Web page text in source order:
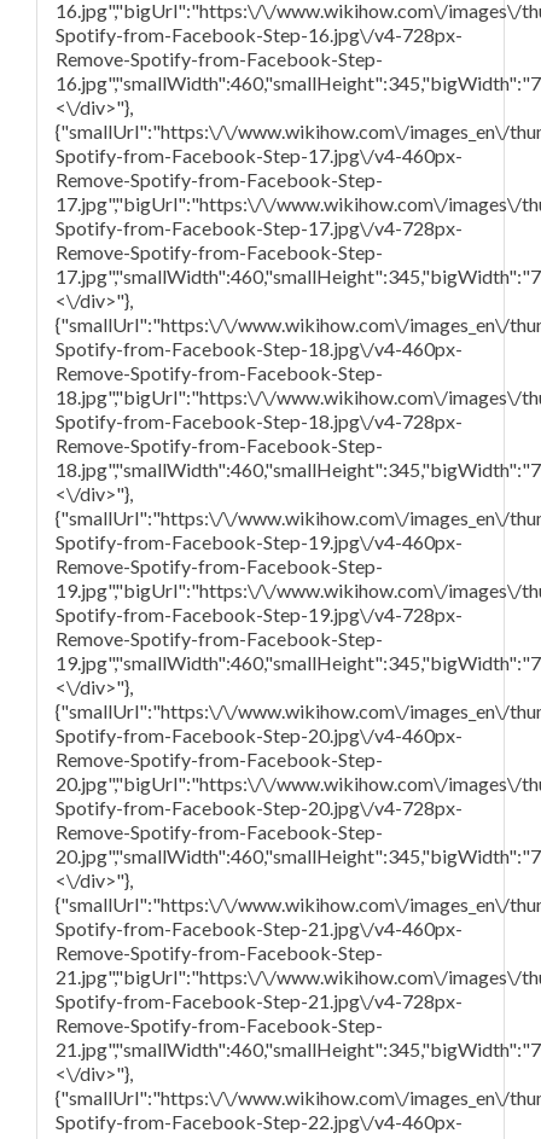
16.jpg","bigUrl":"https:\/\/www.wikihow.com\/images\/
Spotify-from-Facebook-Step-16.jpg\/v4-728px-
Remove-Spotify-from-Facebook-Step-
<\/div>"},
{"smallUrl":"https:\/\/www.wikihow.com\/images_en\/
Spotify-from-Facebook-Step-17.jpg\/v4-460px-
Remove-Spotify-from-Facebook-Step-
17.jpg","bigUrl":"https:\/\/www.wikihow.com\/images\/
Spotify-from-Facebook-Step-17.jpg\/v4-728px-
Remove-Spotify-from-Facebook-Step-
<\/div>"},
{"smallUrl":"https:\/\/www.wikihow.com\/images_en\/
Spotify-from-Facebook-Step-18.jpg\/v4-460px-
Remove-Spotify-from-Facebook-Step-
18.jpg","bigUrl":"https:\/\/www.wikihow.com\/images\/
Spotify-from-Facebook-Step-18.jpg\/v4-728px-
Remove-Spotify-from-Facebook-Step-
<\/div>"},
{"smallUrl":"https:\/\/www.wikihow.com\/images_en\/
Spotify-from-Facebook-Step-19.jpg\/v4-460px-
Remove-Spotify-from-Facebook-Step-
19.jpg","bigUrl":"https:\/\/www.wikihow.com\/images\/
Spotify-from-Facebook-Step-19.jpg\/v4-728px-
Remove-Spotify-from-Facebook-Step-
<\/div>"},
{"smallUrl":"https:\/\/www.wikihow.com\/images_en\/
Spotify-from-Facebook-Step-20.jpg\/v4-460px-
Remove-Spotify-from-Facebook-Step-
20.jpg","bigUrl":"https:\/\/www.wikihow.com\/images\/
Spotify-from-Facebook-Step-20.jpg\/v4-728px-
Remove-Spotify-from-Facebook-Step-
<\/div>"},
{"smallUrl":"https:\/\/www.wikihow.com\/images_en\/
Spotify-from-Facebook-Step-21.jpg\/v4-460px-
Remove-Spotify-from-Facebook-Step-
21.jpg","bigUrl":"https:\/\/www.wikihow.com\/images\/
Spotify-from-Facebook-Step-21.jpg\/v4-728px-
Remove-Spotify-from-Facebook-Step-
<\/div>"},
{"smallUrl":"https:\/\/www.wikihow.com\/images_en\/
Spotify-from-Facebook-Step-22.jpg\/v4-460px-